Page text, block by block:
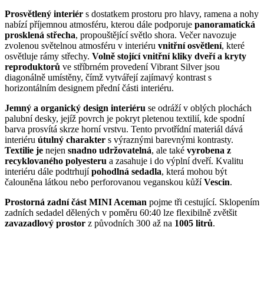
Prosvětlený interiér s dostatkem prostoru pro hlavy, ramena a nohy
nabízí příjemnou atmosféru, kterou dále podporuje panoramatická
prosklená střecha, propouštějící světlo shora. Večer navozuje
zvolenou světelnou atmosféru v interiéru vnitřní osvětlení, které
osvětluje rámy střechy. Volně stojící vnitřní kliky dveří a kryty
reproduktorů ve stříbrném provedení Vibrant Silver jsou
diagonálně umístěny, čímž vytvářejí zajímavý kontrast s
horizontálním designem přední části interiéru.
Jemný a organický design interiéru se odráží v oblých plochách
palubní desky, jejíž povrch je pokryt pletenou textilií, kde spodní
barva prosvítá skrze horní vrstvu. Tento prvotřídní materiál dává
interiéru útulný charakter s výraznými barevnými kontrasty.
Textilie je nejen snadno udržovatelná, ale také vyrobena z
recyklovaného polyesteru a zasahuje i do výplní dveří. Kvalitu
interiéru dále podtrhujípohodlná sedadla, která mohou být
čalouněna látkou nebo perforovanou veganskou kůžíVescin.
Prostorná zadní část MINI Aceman pojme tři cestující. Sklopením
zadních sedadel dělených v poměru 60:40 lze flexibilně zvětšit
zavazadlový prostor z původních 300 až na 1005 litrů.